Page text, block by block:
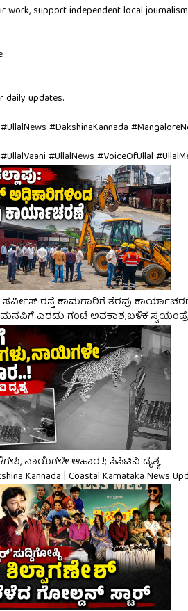
work, support independent local
daily updates.
#DakshinaKannada
#UllalNews #VoiceOfUllal
ರಸ್ತೆ ಕಾಮಗಾರಿಗೆ ತೆರವು
ಮನವಿಗೆ ಎರಡು ಗಂಟೆ ಅವಕಾಶ;ಬಳಿಕ
ನಾಯಿಗಳೇ ಆಹಾರ..!; ಸಿಸಿಟಿವಿ ದೃಶ್ಯ
Kannada | Coastal Karnataka News